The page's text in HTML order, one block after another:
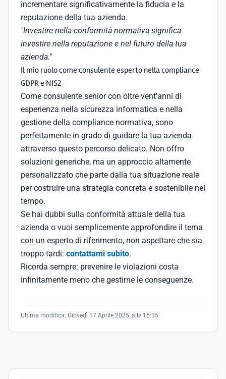
incrementare significativamente la fiducia e la
reputazione della tua azienda.
"Investire nella conformità normativa significa
investire nella reputazione e nel futuro della tua
azienda."
Il mio ruolo come consulente esperto nella compliance
GDPR e NIS2
Come consulente senior con oltre vent'anni di
esperienza nella sicurezza informatica e nella
gestione della compliance normativa, sono
perfettamente in grado di guidare la tua azienda
attraverso questo percorso delicato. Non offro
soluzioni generiche, ma un approccio altamente
personalizzato che parte dalla tua situazione reale
per costruire una strategia concreta e sostenibile nel
tempo.
Se hai dubbi sulla conformità attuale della tua
azienda o vuoi semplicemente approfondire il tema
con un esperto di riferimento, non aspettare che sia
troppo tardi: contattami subito.
Ricorda sempre: prevenire le violazioni costa
infinitamente meno che gestirne le conseguenze.
Ultima modifica: Giovedì 17 Aprile 2025, alle 15:35